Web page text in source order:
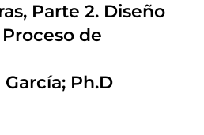
Parte 2. Diseño
de
Ph.D